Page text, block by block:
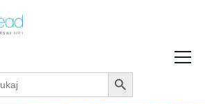
Strefa Wiedzy
Search Button